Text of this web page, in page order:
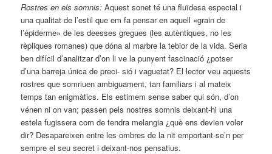
Rostres en els somnis:Aquest sonet té una fluïdesa especial i
una qualitat de l’estil que em fa pensar en aquell «grain de
l’épiderme» de les deesses gregues (les autèntiques, no les
rèpliques romanes) que dóna al marbre la tebior de la vida. Seria
ben difícil d’analitzar d’on li ve la punyent fascinació ¿potser
d’una barreja única de preci- sió i vaguetat? El lector veu aquests
rostres que somriuen ambiguament, tan familiars i al mateix
temps tan enigmàtics. Els estimem sense saber qui són, d’on
vénen ni on van; passen pels nostres somnis deixant-hi una
estela fugissera com de tendra melangia ¿què ens devien voler
dir? Desapareixen entre les ombres de la nit emportant-se’n per
sempre el seu secret i deixant-nos pensatius.